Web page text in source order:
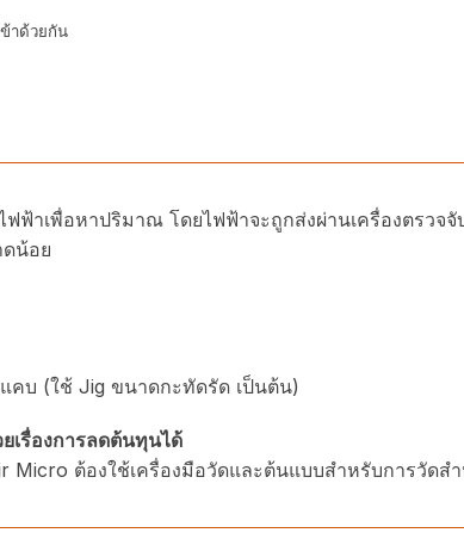
าด้วยกัน
ฟ้าเพื่อหาปริมาณ โดยไฟฟ้าจะถูกส่งผ่านเครื่องตรวจจั
น้อย
คบ (ใช้ Jig ขนาดกะทัดรัด เป็นต้น)
เรื่องการลดต้นทุนได้
ต้องใช้เครื่องมือวัดและต้นแบบสำหรับการวัดส